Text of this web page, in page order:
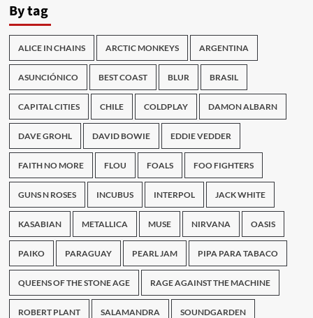
anuncia
fechas
especiales
para
lanzar
Monuments
To
By tag
ALICE IN CHAINS ARCTIC MONKEYS ARGENTINA
ASUNCIÓNICO BEST COAST BLUR BRASIL
CAPITAL CITIES CHILE COLDPLAY DAMON ALBARN
DAVE GROHL DAVID BOWIE EDDIE VEDDER
FAITH NO MORE FLOU FOALS FOO FIGHTERS
GUNS N ROSES INCUBUS INTERPOL JACK WHITE
KASABIAN METALLICA MUSE NIRVANA OASIS
PAIKO PARAGUAY PEARL JAM PIPA PARA TABACO
QUEENS OF THE STONE AGE RAGE AGAINST THE MACHINE
ROBERT PLANT SALAMANDRA SOUNDGARDEN